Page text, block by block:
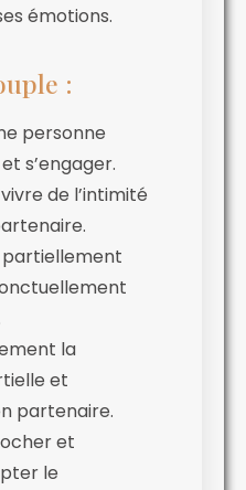
émotions.
:
personne
s’engager.
de l’intimité
la
et
partenaire.
et
le